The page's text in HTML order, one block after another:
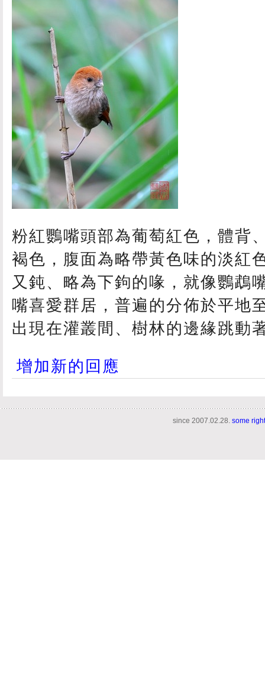
粉紅鸚嘴頭部為葡萄紅色，體背
褐色，腹面為略帶黃色味的淡紅
又鈍、略為下鉤的喙，就像鸚鵡
嘴喜愛群居，普遍的分佈於平地
出現在灌叢間、樹林的邊緣跳動
增加新的回應
since 2007.02.28. some